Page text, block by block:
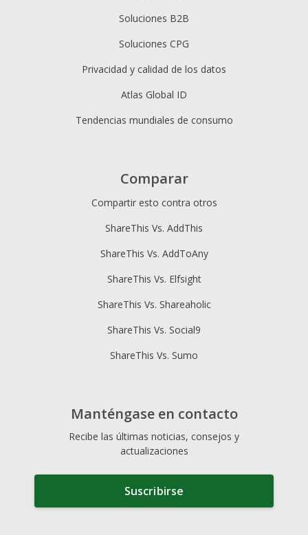
Soluciones B2B
Soluciones CPG
Privacidad y calidad de los datos
Atlas Global ID
Tendencias mundiales de consumo
Comparar
Compartir esto contra otros
ShareThis Vs. AddThis
ShareThis Vs. AddToAny
ShareThis Vs. Elfsight
ShareThis Vs. Shareaholic
ShareThis Vs. Social9
ShareThis Vs. Sumo
Manténgase en contacto
Recibe las últimas noticias, consejos y
actualizaciones
Suscribirse